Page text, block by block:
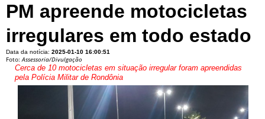
PM apreende motocicletas
irregulares em todo estado
Data da notícia: 2025-01-10 16:00:51
Foto:Assessoria/Divulgação
Cerca de 10 motocicletas em situação irregular foram apreendidas
pela Polícia Militar de Rondônia